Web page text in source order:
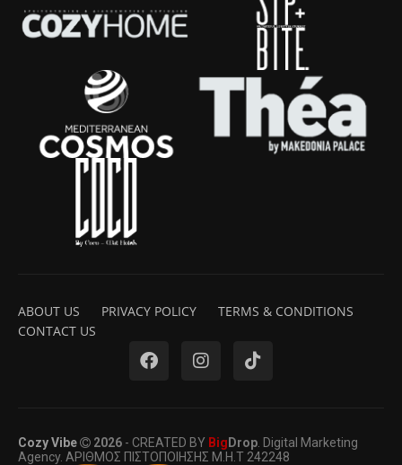
ABOUT US PRIVACY POLICY
TERMS & CONDITIONS
CONTACT US
Cozy Vibe 2026 - CREATED BY BigDrop . Digital Marketing
Agency. ΑΡΙΘΜΟΣ ΠΙΣΤΟΠΟΙΗΣΗΣ Μ.Η.Τ 242248